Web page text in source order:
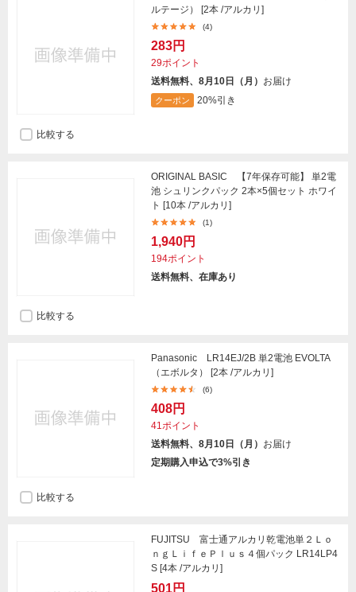
ルテージ） [2本 /アルカリ]
(4)
283円
29ポイント
送料無料、8月10日（月） お届け
クーポン 20%引き
比較する
ORIGINAL BASIC 【7年保存可能】 単2電
池 シュリンクパック 2本×5個セット ホワイ
ト [10本 /アルカリ]
(1)
1,940円
194ポイント
送料無料、在庫あり
比較する
Panasonic LR14EJ/2B 単2電池 EVOLTA
（エボルタ） [2本 /アルカリ]
(6)
408円
41ポイント
送料無料、8月10日（月） お届け
定期購入申込で3%引き
比較する
FUJITSU 富士通アルカリ乾電池単２Ｌｏ
ｎｇＬｉｆｅＰｌｕｓ４個パック LR14LP4
S [4本 /アルカリ]
501円